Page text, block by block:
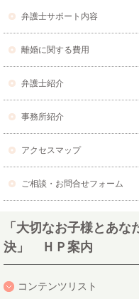
弁護士サポート内容
離婚に関する費用
弁護士紹介
事務所紹介
アクセスマップ
ご相談・お問合せフォーム
「大切なお子様とあ
決」 ＨＰ案内
コンテンツリスト